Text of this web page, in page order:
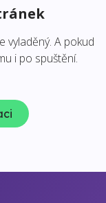
vyladěný. A pokud
i po spuštění.